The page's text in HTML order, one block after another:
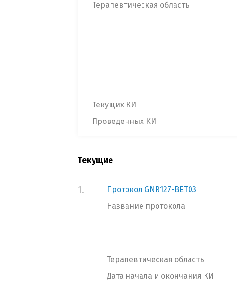
Терапевтическая область
Текущих КИ
Проведенных КИ
Текущие
1.
Протокол GNR127-BET03
Название протокола
Терапевтическая область
Дата начала и окончания КИ